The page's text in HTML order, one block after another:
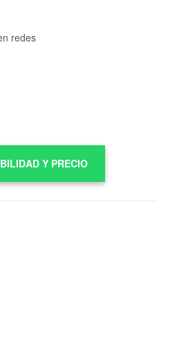
redes
Y PRECIO